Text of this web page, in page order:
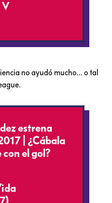
V
no ayudó mucho… o tal
estrena
| ¿Cábala
el gol?